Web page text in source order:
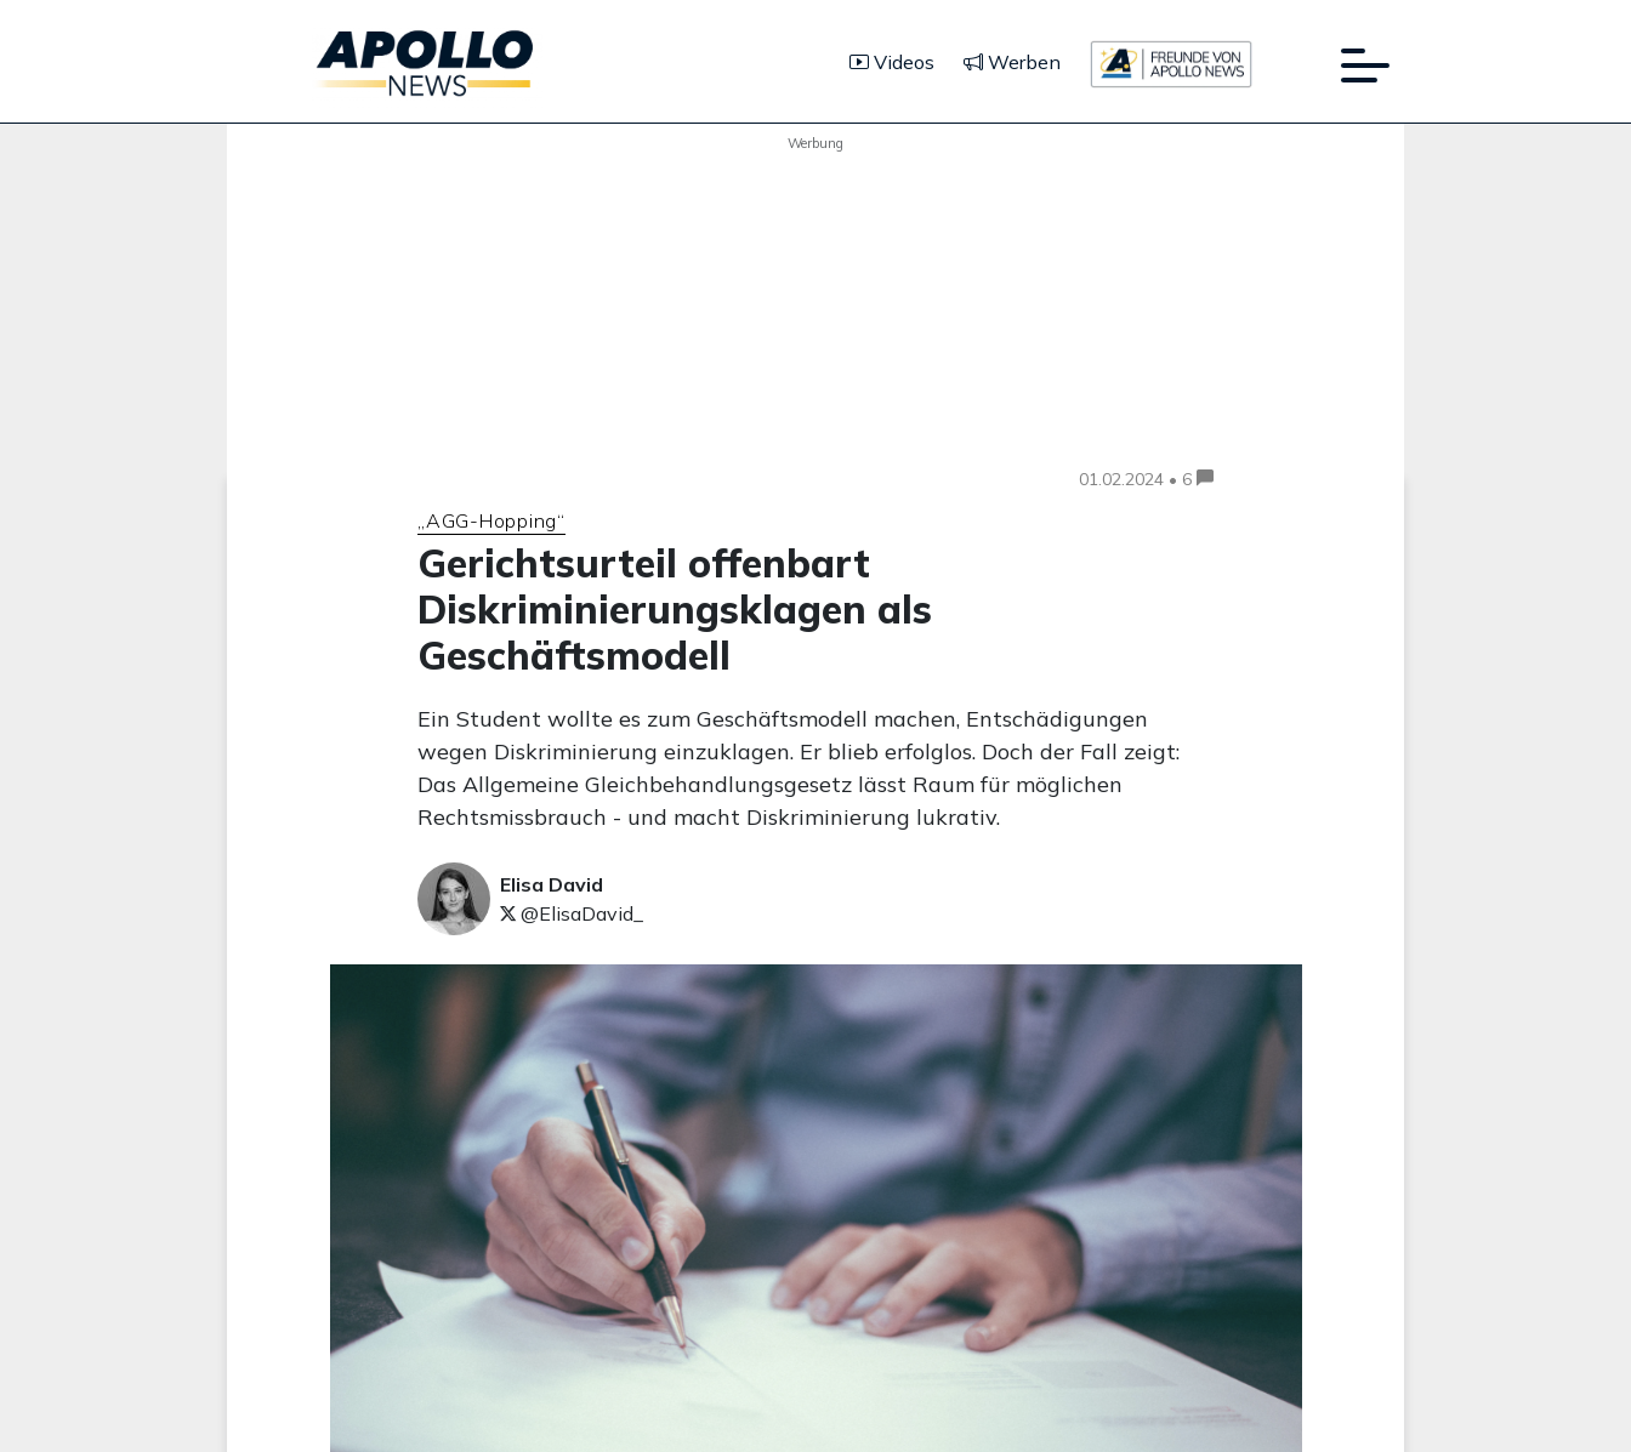
Videos Werben
Werbung
01.02.2024 • 6
„AGG-Hopping“
Gerichtsurteil offenbart
Diskriminierungsklagen als
Geschäftsmodell
Ein Student wollte es zum Geschäftsmodell machen, Entschädigungen
wegen Diskriminierung einzuklagen. Er blieb erfolglos. Doch der Fall zeigt:
Das Allgemeine Gleichbehandlungsgesetz lässt Raum für möglichen
Rechtsmissbrauch - und macht Diskriminierung lukrativ.
Elisa David
@ElisaDavid_